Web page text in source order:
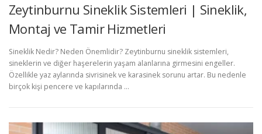
Zeytinburnu Sineklik Sistemleri | Sineklik,
Montaj ve Tamir Hizmetleri
Sineklik Nedir? Neden Önemlidir? Zeytinburnu sineklik sistemleri,
sineklerin ve diğer haşerelerin yaşam alanlarına girmesini engeller.
Özellikle yaz aylarında sivrisinek ve karasinek sorunu artar. Bu nedenle
birçok kişi pencere ve kapılarında …